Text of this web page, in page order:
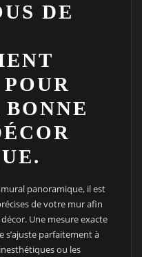
DE
panoramique, il est
de votre mur afin
Une mesure exacte
parfaitement à
ou les